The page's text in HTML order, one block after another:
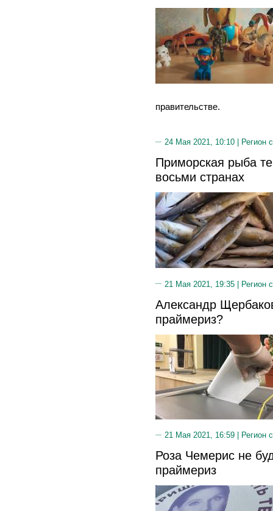
правительстве.
24 Мая 2021, 10:10 | Регион
Приморская рыба
восьми странах
21 Мая 2021, 19:35 | Регион
Александр
праймериз?
21 Мая 2021, 16:59 | Регион
Роза Чемерис не
праймериз